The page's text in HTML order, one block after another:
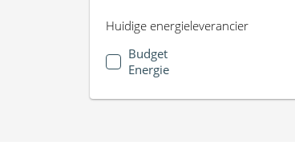
Huidige energieleverancier
Budget
Energie